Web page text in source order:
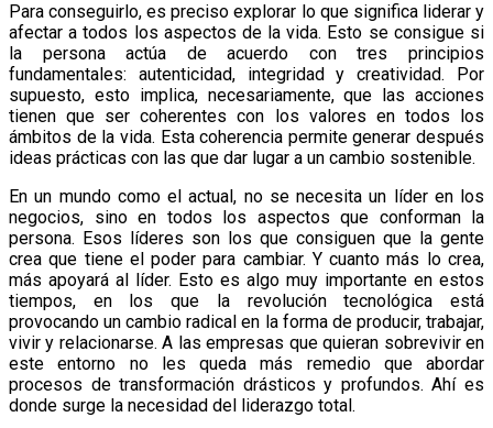
Para conseguirlo, es preciso explorar lo que significa liderar y
afectar a todos los aspectos de la vida. Esto se consigue si
la persona actúa de acuerdo con tres principios
fundamentales: autenticidad, integridad y creatividad. Por
supuesto, esto implica, necesariamente, que las acciones
tienen que ser coherentes con los valores en todos los
ámbitos de la vida. Esta coherencia permite generar después
ideas prácticas con las que dar lugar a un cambio sostenible.
En un mundo como el actual, no se necesita un líder en los
negocios, sino en todos los aspectos que conforman la
persona. Esos líderes son los que consiguen que la gente
crea que tiene el poder para cambiar. Y cuanto más lo crea,
más apoyará al líder. Esto es algo muy importante en estos
tiempos, en los que la revolución tecnológica está
provocando un cambio radical en la forma de producir, trabajar,
vivir y relacionarse. A las empresas que quieran sobrevivir en
este entorno no les queda más remedio que abordar
procesos de transformación drásticos y profundos. Ahí es
donde surge la necesidad del liderazgo total.